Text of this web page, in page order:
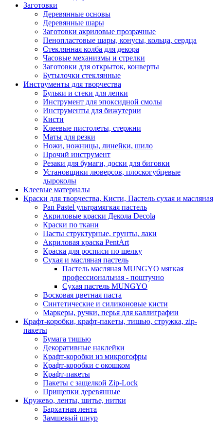
Заготовки
Деревянные основы
Деревянные шары
Заготовки акриловые прозрачные
Пенопластовые шары, конусы, кольца, сердца
Стеклянная колба для декора
Часовые механизмы и стрелки
Заготовки для открыток, конверты
Бутылочки стеклянные
Инструменты для творчества
Бульки и стеки для лепки
Инструмент для эпоксидной смолы
Инструменты для бижутерии
Кисти
Клеевые пистолеты, стержни
Маты для резки
Ножи, ножницы, линейки, шило
Прочий инструмент
Резаки для бумаги, доски для биговки
Установщики люверсов, плоскогубцевые
дыроколы
Клеевые материалы
Краски для творчества, Кисти, Пастель сухая и масляная
Pan Pastel ультрамягкая пастель
Акриловые краски Декола Decola
Краски по ткани
Пасты структурные, грунты, лаки
Акриловая краска PentArt
Краска для росписи по шелку
Cухая и масляная пастель
Пастель масляная MUNGYO мягкая
профессиональная - поштучно
Сухая пастель MUNGYO
Восковая цветная паста
Синтетические и силиконовые кисти
Маркеры, ручки, перья для каллиграфии
Крафт-коробки, крафт-пакеты, тишью, стружка, zip-
пакеты
Бумага тишью
Декоративные наклейки
Крафт-коробки из микрогофры
Крафт-коробки с окошком
Крафт-пакеты
Пакеты с защелкой Zip-Lock
Прищепки деревянные
Кружево, ленты, шитье, нитки
Бархатная лента
Замшевый шнур